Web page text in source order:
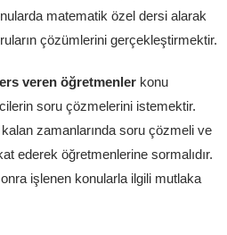
matematik özel dersi alarak
çözümlerini gerçekleştirmektir.
veren öğretmenler konu
soru çözmelerini istemektir.
zamanlarında soru çözmeli ve
ederek öğretmenlerine sormalıdır.
işlenen konularla ilgili mutlaka